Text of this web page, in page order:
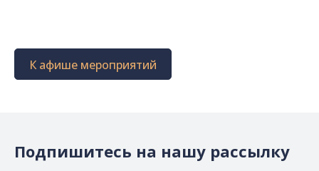
К афише мероприятий
Подпишитесь на нашу рассылку